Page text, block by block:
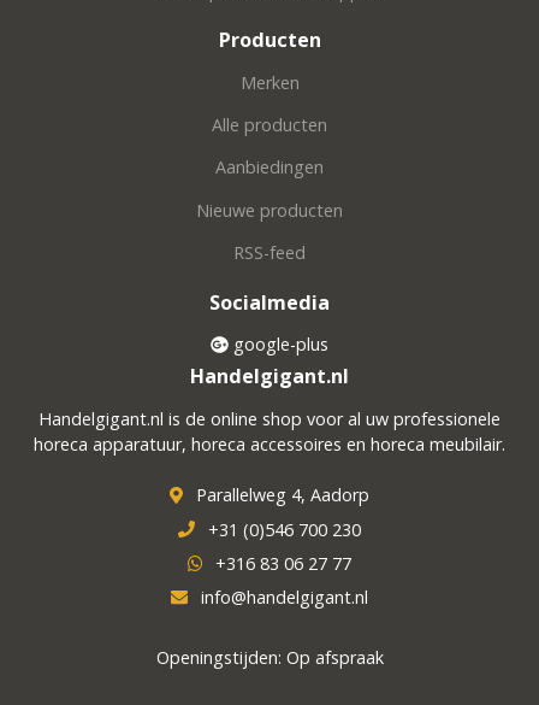
Producten
Merken
Alle producten
Aanbiedingen
Nieuwe producten
RSS-feed
Socialmedia
google-plus
Handelgigant.nl
Handelgigant.nl is de online shop voor al uw professionele
horeca apparatuur, horeca accessoires en horeca meubilair.
Parallelweg 4, Aadorp
+31 (0)546 700 230
+316 83 06 27 77
info@handelgigant.nl
Openingstijden: Op afspraak